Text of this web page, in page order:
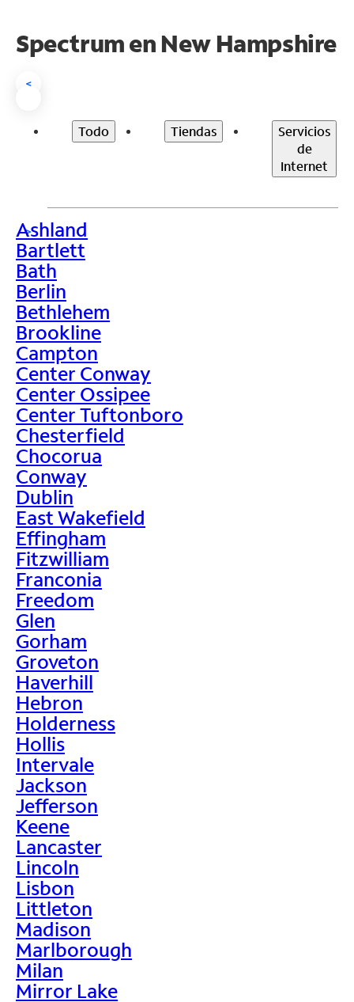
Spectrum en New Hampshire
<
Todo Tiendas
Servicios
de
Internet
>
Ashland
Bartlett
Bath
Berlin
Bethlehem
Brookline
Campton
Center Conway
Center Ossipee
Center Tuftonboro
Chesterfield
Chocorua
Conway
Dublin
East Wakefield
Effingham
Fitzwilliam
Franconia
Freedom
Glen
Gorham
Groveton
Haverhill
Hebron
Holderness
Hollis
Intervale
Jackson
Jefferson
Keene
Lancaster
Lincoln
Lisbon
Littleton
Madison
Marlborough
Milan
Mirror Lake